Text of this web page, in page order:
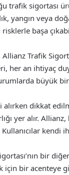
trafik sigortası
yangın veya
başa
Allianz Trafik
her an ihtiyaç
büyük
alırken dikkat
yer alır.
kendi
bir
için bir acenteye